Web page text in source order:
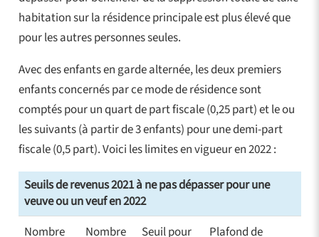
habitation sur la résidence principale est plus élevé que
pour les autres personnes seules.
Avec des enfants en garde alternée, les deux premiers
enfants concernés par ce mode de résidence sont
comptés pour un quart de part fiscale (0,25 part) et le ou
les suivants (à partir de 3 enfants) pour une demi-part
fiscale (0,5 part). Voici les limites en vigueur en 2022 :
Seuils de revenus 2021 à ne pas dépasser pour une
veuve ou un veuf en 2022
Nombre
Nombre
Seuil pour
Plafond de